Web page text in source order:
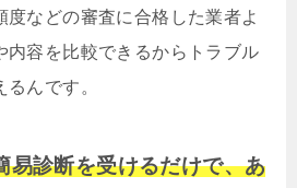
度などの審査に合格した業者よ
内容を比較できるからトラブル
んです。
易診断を受けるだけで、あ